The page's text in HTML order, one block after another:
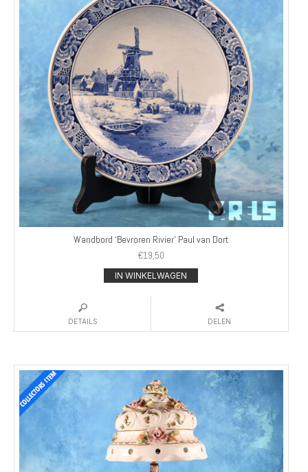
Wandbord ‘Bevroren Rivier’ Paul van Dort
€19,50
IN WINKELWAGEN
DETAILS DELEN